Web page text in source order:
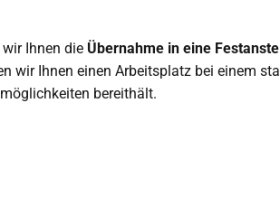
Ihnen die Übernahme in eine
wir Ihnen einen Arbeitsplatz bei einem
bereithält.